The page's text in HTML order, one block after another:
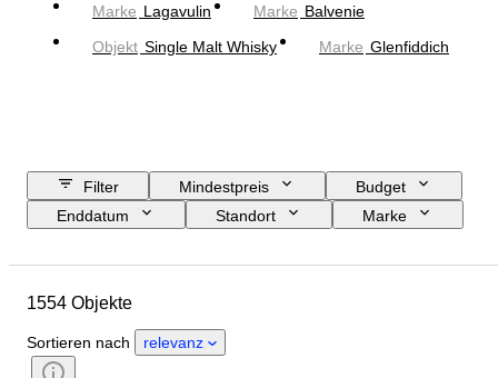
Marke Lagavulin Marke Balvenie
Objekt Single Malt Whisky Marke Glenfiddich
Filter Mindestpreis
Budget
Enddatum
Standort
Marke
Zustand
Farbe
Alkoholgehaltliste
1554 Objekte
Sortieren nach relevanz